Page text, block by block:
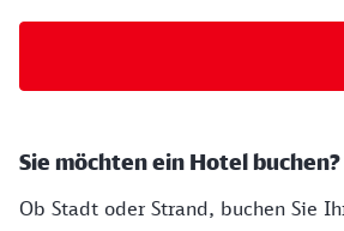
Sie möchten ein Hotel buchen?
Ob Stadt oder Strand, buchen Sie